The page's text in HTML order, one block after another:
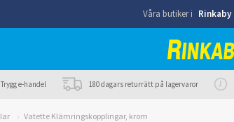
Våra butiker i Rinkaby
Trygg e-handel 180 dagars returrätt på lagervaror
Vatette Klämringskopplingar, krom